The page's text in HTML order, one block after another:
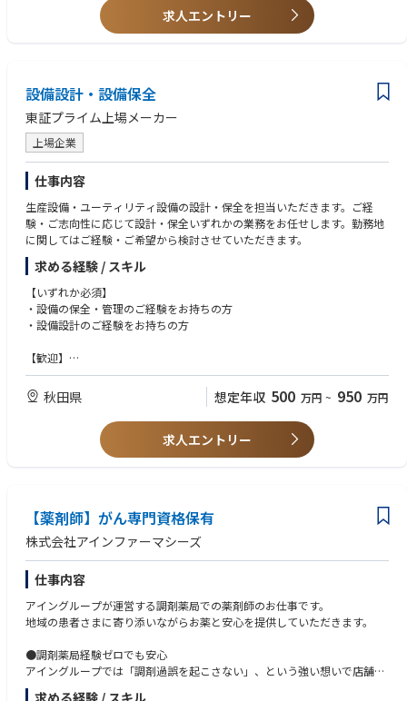
求人エントリー
設備設計・設備保全
東証プライム上場メーカー
上場企業
仕事内容
生産設備・ユーティリティ設備の設計・保全を担当いただきます。ご経
験・ご志向性に応じて設計・保全いずれかの業務をお任せします。勤務地
に関してはご経験・ご希望から検討させていただきます。
求める経験 / スキル
【いずれか必須】
・設備の保全・管理のご経験をお持ちの方
・設備設計のご経験をお持ちの方
【歓迎】
・施工管理の知識や経験
・協調性が高く、周囲と連携しながら業務を進めて頂ける方
秋田県 想定年収 500 万円 ~ 950 万円
求人エントリー
【薬剤師】がん専門資格保有
株式会社アインファーマシーズ
仕事内容
アイングループが運営する調剤薬局での薬剤師のお仕事です。
地域の患者さまに寄り添いながらお薬と安心を提供していただきます。
●調剤薬局経験ゼロでも安心
アイングループでは「調剤過誤を起こさない」、という強い想いで店舗にI
T技術を活用した調剤過誤防止システムを導入しています。